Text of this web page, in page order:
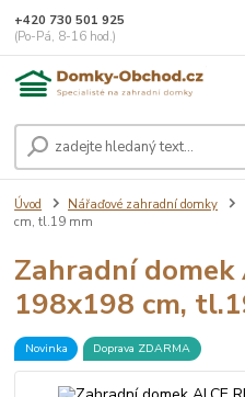
+420 730 501 925
(Po-Pá, 8-16 hod.)
Úvod Nářaďové zahradní domky
cm, tl.19 mm
Zahradní domek
198x198 cm,
Novinka Doprava ZDARMA